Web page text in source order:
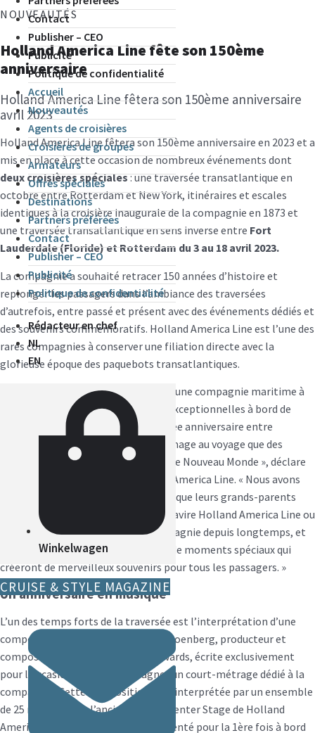
Contact
Publisher – CEO
Publicité
Politique de confidentialité
Accueil
Nouveautés
Agents de croisières
Croisières de groupes
Armateurs
Offres spéciales
Destinations
Partners préférées
Contact
Publisher – CEO
Publicité
Politique de confidentialité
Rédacteur en chef
NL
EN
Winkelwagen
CRUISE & STYLE MAGAZINE
NOUVEAUTÉS
Holland America Line fête son 150ème
anniversaire
Holland America Line fêtera son 150ème anniversaire
avril 2023
Holland America Line fêtera son 150ème anniversaire en 2023 et a
mis en place à cette occasion de nombreux événements dont
deux croisières spéciales: une traversée transatlantique en
octobre entre Rotterdam et New York, itinéraires et escales
identiques à la croisière inaugurale de la compagnie en 1873 et
une traversée transatlantique en sens inverse entre Fort
Lauderdale (Floride) et Rotterdam du 3 au 18 avril 2023.
La compagnie a souhaité retracer 150 années d’histoire et
replonger les passagers dans l’ambiance des traversées
d’autrefois, entre passé et présent avec des événements dédiés et
des souvenirs commémoratifs. Holland America Line est l’une des
rares compagnies à conserver une filiation directe avec la
glorieuse époque des paquebots transatlantiques.
« Holland America Line est passée d’une compagnie maritime à
une marque synonyme de vacances exceptionnelles à bord de
navires de croisière, et cette traversée anniversaire entre
Rotterdam et New York est un hommage au voyage que des
millions d’immigrants ont fait vers le Nouveau Monde », déclare
Gus Antorcha, président de Holland America Line. « Nous avons
des passagers qui embarquent parce que leurs grands-parents
ont immigré aux États-Unis sur un navire Holland America Line ou
parce qu’ils sont fans de notre compagnie depuis longtemps, et
nous avons agrémenté la traversée de moments spéciaux qui
créeront de merveilleux souvenirs pour tous les passagers. »
Un anniversaire en musique
L’un des temps forts de la traversée est l’interprétation d’une
composition musicale de Steven Schoenberg, producteur et
compositeur nommé aux Emmy Awards, écrite exclusivement
pour l’occasion afin d’accompagner un court-métrage dédié à la
compagnie. Cette composition sera interprétée par un ensemble
de 25 musiciens de l’ancien Lincoln Center Stage de Holland
America Line. Le spectacle sera présenté pour la 1ère fois à bord